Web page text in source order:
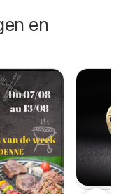
en